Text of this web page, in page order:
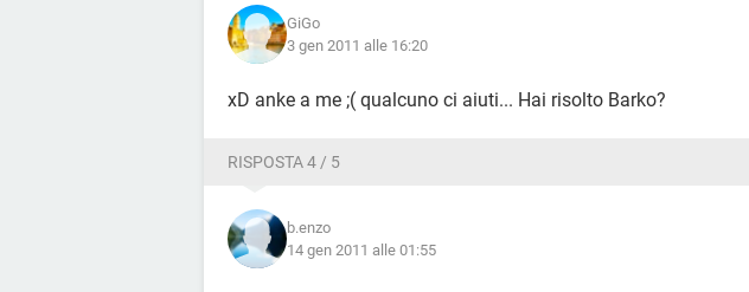
GiGo
3 gen 2011 alle 16:20
xD anke a me ;( qualcuno ci aiuti... Hai risolto Barko?
RISPOSTA 4 / 5
b.enzo
14 gen 2011 alle 01:55